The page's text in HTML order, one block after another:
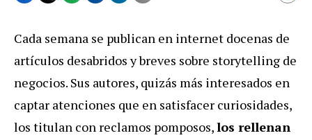
Cada semana se publican en internet docenas de
artículos desabridos y breves sobre storytelling de
negocios. Sus autores, quizás más interesados en
captar atenciones que en satisfacer curiosidades,
los titulan con reclamos pomposos,los rellenan